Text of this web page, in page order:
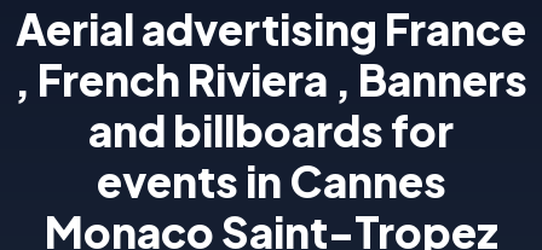
Aerial advertising France
, French Riviera , Banners
and billboards for
events in Cannes
Monaco Saint-Tropez